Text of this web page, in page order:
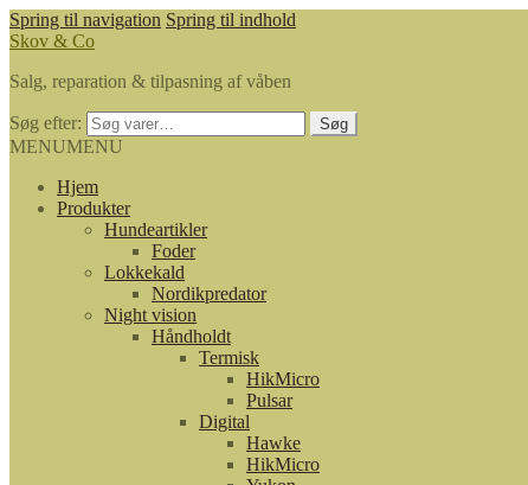
Spring til navigation Spring til indhold
Skov & Co
Salg, reparation & tilpasning af våben
Søg efter: Søg
MENUMENU
Hjem
Produkter
Hundeartikler
Foder
Lokkekald
Nordikpredator
Night vision
Håndholdt
Termisk
HikMicro
Pulsar
Digital
Hawke
HikMicro